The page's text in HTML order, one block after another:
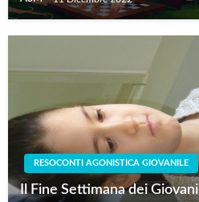
RESOCONTI AGONISTICA GIOVANILE
Il Fine Settimana dei Giovani